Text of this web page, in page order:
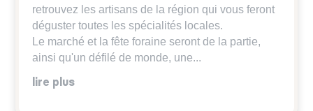
retrouvez les artisans de la région qui vous feront
déguster toutes les spécialités locales.
Le marché et la fête foraine seront de la partie,
ainsi qu'un défilé de monde, une...
lire plus